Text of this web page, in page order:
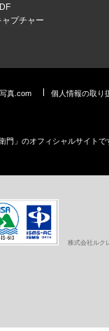
プチャー
真.com 個人情報の取り
門」のオフィシャルサイト
株式会社ルク